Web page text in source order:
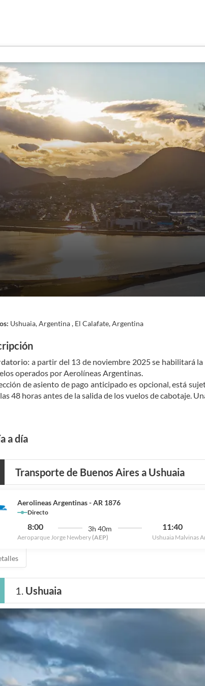
Ushuaia, Argentina , El Calafate, Argentina
a partir del 13 de noviembre 2025 se habilitará
operados por Aerolíneas Argentinas.
de asiento de pago anticipado es opcional, está
48 horas antes de la salida de los vuelos de cabotaje.
a día
Transporte de Buenos Aires a Ushuaia
Aerolineas Argentinas - AR 1876
Directo
8:00
Aeroparque Jorge Newbery(AEP)
3h 40m 11:40
Ushuaia Malvinas
1. Ushuaia